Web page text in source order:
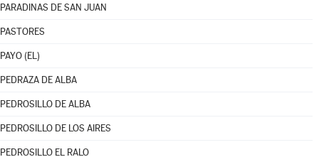
PARADINAS DE SAN JUAN
PASTORES
PAYO (EL)
PEDRAZA DE ALBA
PEDROSILLO DE ALBA
PEDROSILLO DE LOS AIRES
PEDROSILLO EL RALO